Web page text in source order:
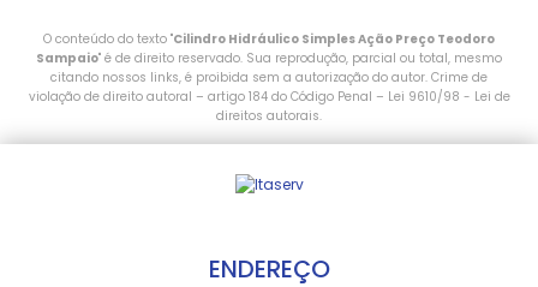
O conteúdo do texto "Cilindro Hidráulico Simples Ação Preço Teodoro
Sampaio" é de direito reservado. Sua reprodução, parcial ou total, mesmo
citando nossos links, é proibida sem a autorização do autor. Crime de
violação de direito autoral – artigo 184 do Código Penal – Lei 9610/98 - Lei de
direitos autorais.
ENDEREÇO